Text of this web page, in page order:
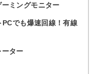
ミングモニター
でも爆速回線！有線
ター